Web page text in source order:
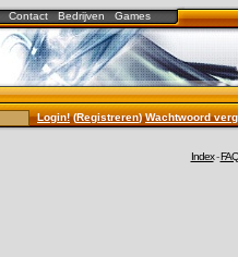
Contact Bedrijven Games
Login!(Registreren)Wachtwoord
Index-FAQ